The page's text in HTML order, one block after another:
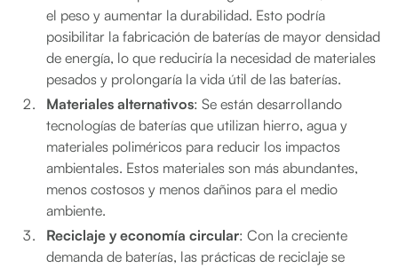
el peso y aumentar la durabilidad. Esto podría
posibilitar la fabricación de baterías de mayor densidad
de energía, lo que reduciría la necesidad de materiales
pesados y prolongaría la vida útil de las baterías.
Materiales alternativos: Se están desarrollando
tecnologías de baterías que utilizan hierro, agua y
materiales poliméricos para reducir los impactos
ambientales. Estos materiales son más abundantes,
menos costosos y menos dañinos para el medio
ambiente.
Reciclaje y economía circular: Con la creciente
demanda de baterías, las prácticas de reciclaje se